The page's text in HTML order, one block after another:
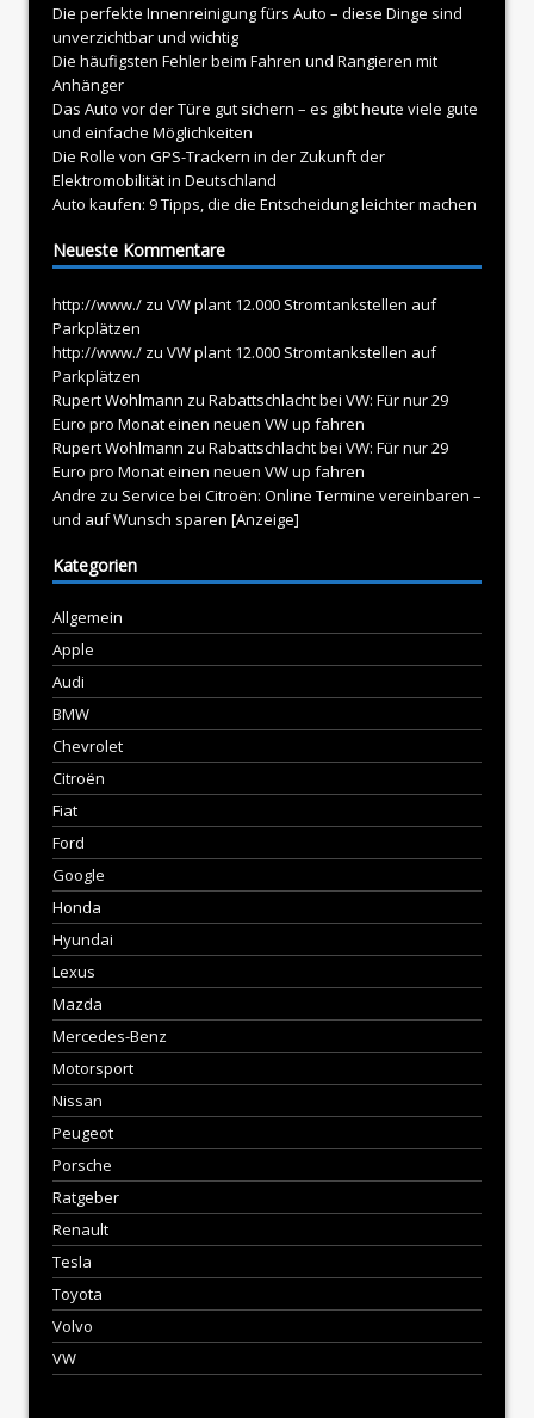
Die perfekte Innenreinigung fürs Auto – diese Dinge sind
unverzichtbar und wichtig
Die häufigsten Fehler beim Fahren und Rangieren mit
Anhänger
Das Auto vor der Türe gut sichern – es gibt heute viele gute
und einfache Möglichkeiten
Die Rolle von GPS-Trackern in der Zukunft der
Elektromobilität in Deutschland
Auto kaufen: 9 Tipps, die die Entscheidung leichter machen
Neueste Kommentare
http://www./ zu VW plant 12.000 Stromtankstellen auf
Parkplätzen
http://www./ zu VW plant 12.000 Stromtankstellen auf
Parkplätzen
Rupert Wohlmann zu Rabattschlacht bei VW: Für nur 29
Euro pro Monat einen neuen VW up fahren
Rupert Wohlmann zu Rabattschlacht bei VW: Für nur 29
Euro pro Monat einen neuen VW up fahren
Andre zu Service bei Citroën: Online Termine vereinbaren –
und auf Wunsch sparen [Anzeige]
Kategorien
Allgemein
Apple
Audi
BMW
Chevrolet
Citroën
Fiat
Ford
Google
Honda
Hyundai
Lexus
Mazda
Mercedes-Benz
Motorsport
Nissan
Peugeot
Porsche
Ratgeber
Renault
Tesla
Toyota
Volvo
VW